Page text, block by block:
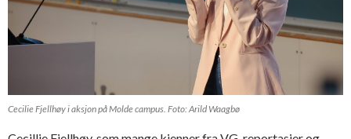
Cecilie Fjellhøy i aksjon på Molde campus. Foto: Arild Waagbø